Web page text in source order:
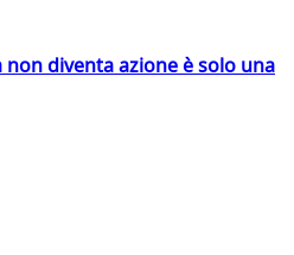
diventa azione è solo una